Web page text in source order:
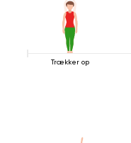
Trækker op